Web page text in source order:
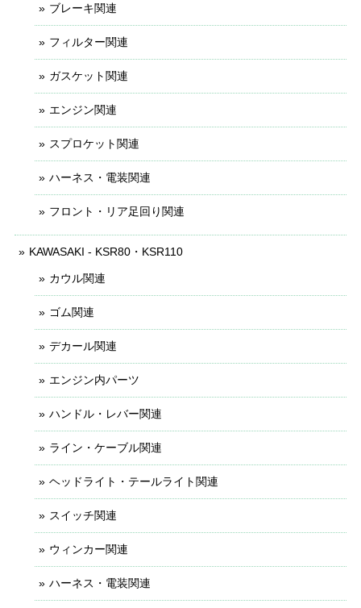
ブレーキ関連
フィルター関連
ガスケット関連
エンジン関連
スプロケット関連
ハーネス・電装関連
フロント・リア足回り関連
KAWASAKI - KSR80・KSR110
カウル関連
ゴム関連
デカール関連
エンジン内パーツ
ハンドル・レバー関連
ライン・ケーブル関連
ヘッドライト・テールライト関連
スイッチ関連
ウィンカー関連
ハーネス・電装関連